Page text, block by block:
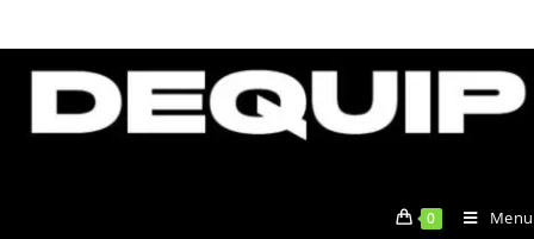
to
content
0 Menu